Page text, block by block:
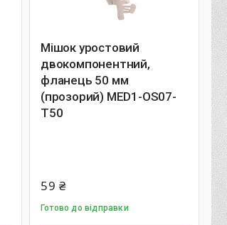
Мішок уростовий
двокомпонентний,
фланець 50 мм
(прозорий) MED1-OS07-
T50
59 ₴
Готово до відправки